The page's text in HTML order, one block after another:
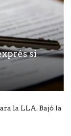
si
la LLA. Bajó la